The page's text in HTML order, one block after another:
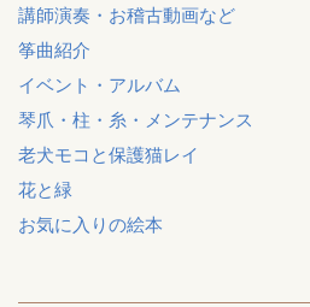
講師演奏・お稽古動画など
筝曲紹介
イベント・アルバム
琴爪・柱・糸・メンテナンス
老犬モコと保護猫レイ
花と緑
お気に入りの絵本